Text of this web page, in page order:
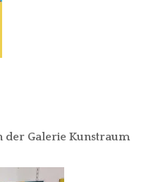
der Galerie Kunstraum